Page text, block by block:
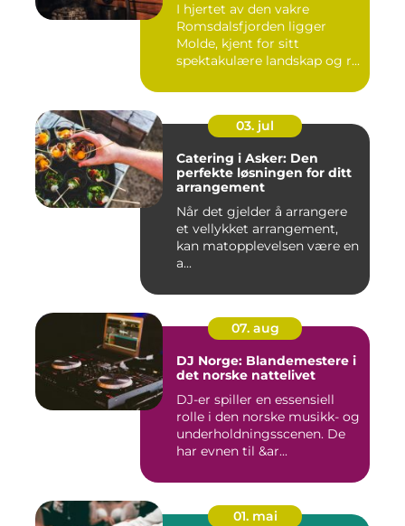
I hjertet av den vakre
Romsdalsfjorden ligger
Molde, kjent for sitt
spektakulære landskap og r...
03. jul
Catering i Asker: Den
perfekte løsningen for ditt
arrangement
Når det gjelder å arrangere
et vellykket arrangement,
kan matopplevelsen være en
a...
07. aug
DJ Norge: Blandemestere i
det norske nattelivet
DJ-er spiller en essensiell
rolle i den norske musikk- og
underholdningsscenen. De
har evnen til &ar...
01. mai